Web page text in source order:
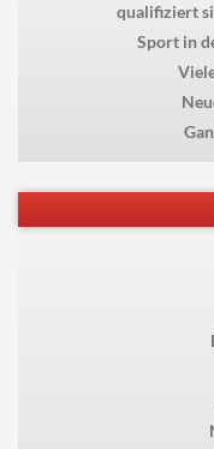
qualifiziert
Sport in